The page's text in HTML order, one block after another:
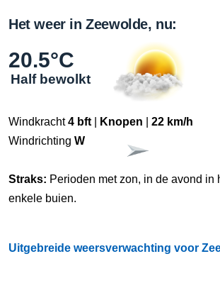
Het weer in Zeewolde, nu:
20.5°C
Half bewolkt
Windkracht4 bft Knopen
22 km/h
Windrichting W
Straks: Perioden met zon, in de avond in
enkele buien.
Uitgebreide weersverwachting voor